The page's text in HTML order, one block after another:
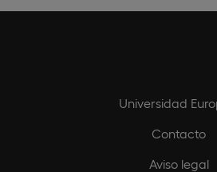
Universidad
Contacto
Aviso legal